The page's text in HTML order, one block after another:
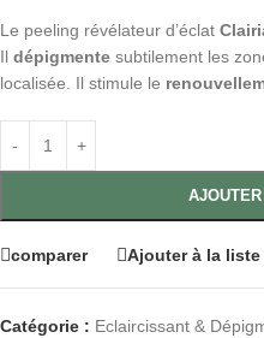
Le peeling révélateur d’éclat
Il dépigmente subtilement les
localisée. Il stimule le
comparer Ajouter à la
Catégorie : Eclaircissant &